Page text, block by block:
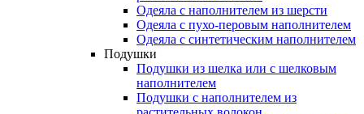
Одеяла с наполнителем из шерсти
Одеяла с пухо-перовым наполнителем
Одеяла с синтетическим наполнителем
Подушки
Подушки из шелка или с шелковым
наполнителем
Подушки с наполнителем из